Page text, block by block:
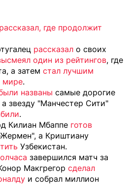
где продолжит
рассказал о своих
один из рейтингов, где
а затем стал лучшим
мире.
названы самые дорогие
звезду "Манчестер Сити"
.
Килиан Мбаппе готов
а Криштиану
Узбекистан.
завершился матч за
Макгрегор сделал
и собрал миллион